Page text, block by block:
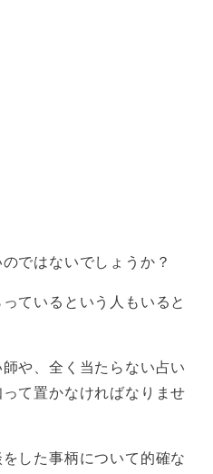
ではないでしょうか？
ているという人もいると
や、全く当たらない占い
て置かなければなりませ
した事柄について的確な